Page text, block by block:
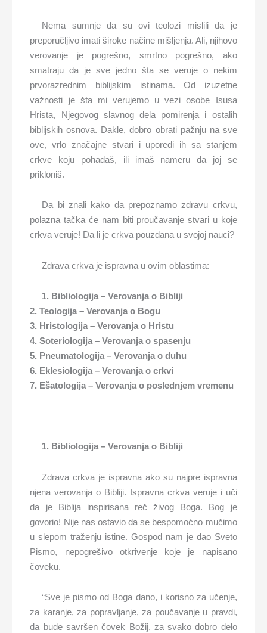
Nema sumnje da su ovi teolozi mislili da je
preporučljivo imati široke načine mišljenja. Ali, njihovo
verovanje je pogrešno, smrtno pogrešno, ako
smatraju da je sve jedno šta se veruje o nekim
prvorazrednim biblijskim istinama. Od izuzetne
važnosti je šta mi verujemo u vezi osobe Isusa
Hrista, Njegovog slavnog dela pomirenja i ostalih
biblijskih osnova. Dakle, dobro obrati pažnju na sve
ove, vrlo značajne stvari i uporedi ih sa stanjem
crkve koju pohađaš, ili imaš nameru da joj se
prikloniš.
Da bi znali kako da prepoznamo zdravu crkvu,
polazna tačka će nam biti proučavanje stvari u koje
crkva veruje! Da li je crkva pouzdana u svojoj nauci?
Zdrava crkva je ispravna u ovim oblastima:
1. Bibliologija – Verovanja o Bibliji
2. Teologija – Verovanja o Bogu
3. Hristologija – Verovanja o Hristu
4. Soteriologija – Verovanja o spasenju
5. Pneumatologija – Verovanja o duhu
6. Eklesiologija – Verovanja o crkvi
7. Ešatologija – Verovanja o poslednjem vremenu
1. Bibliologija – Verovanja o Bibliji
Zdrava crkva je ispravna ako su najpre ispravna
njena verovanja o Bibliji. Ispravna crkva veruje i uči
da je Biblija inspirisana reč živog Boga. Bog je
govorio! Nije nas ostavio da se bespomoćno mučimo
u slepom traženju istine. Gospod nam je dao Sveto
Pismo, nepogrešivo otkrivenje koje je napisano
čoveku.
“Sve je pismo od Boga dano, i korisno za učenje,
za karanje, za popravljanje, za poučavanje u pravdi,
da bude savršen čovek Božij, za svako dobro delo